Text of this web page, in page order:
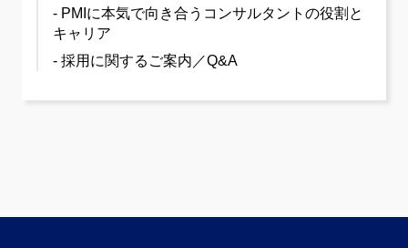
- PMIに本気で向き合うコンサルタントの役割と
キャリア
- 採用に関するご案内／Q&A